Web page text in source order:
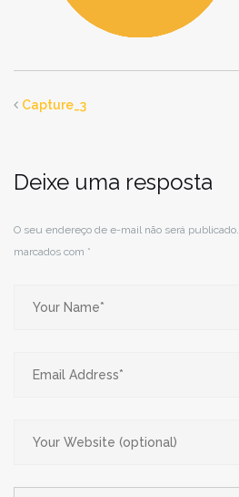
Capture_3
Deixe uma resposta
O seu endereço de e-mail não será publicado.
marcados com *